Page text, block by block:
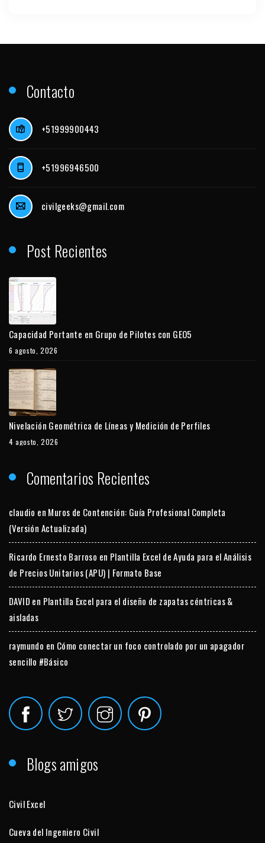
Contacto
+51999900443
+51996946500
civilgeeks@gmail.com
Post Recientes
Capacidad Portante en Grupo de Pilotes con GEO5
6 agosto, 2026
Nivelación Geométrica de Líneas y Medición de Perfiles
4 agosto, 2026
Comentarios Recientes
claudio en Muros de Contención: Guía Profesional Completa
(Versión Actualizada)
Ricardo Ernesto Barroso en Plantilla Excel de Ayuda para el Análisis
de Precios Unitarios (APU) | Formato Base
DAVID en Plantilla Excel para el diseño de zapatas céntricas &
aisladas
raymundo en Cómo conectar un foco controlado por un apagador
sencillo #Básico
Blogs amigos
Civil Excel
Cueva del Ingeniero Civil